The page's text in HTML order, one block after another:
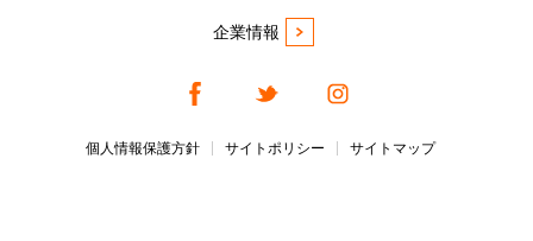
企業情報
個人情報保護方針 サイトポリシー サイトマップ